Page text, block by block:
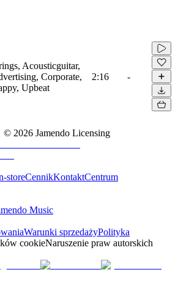
Acousticguitar,
Corporate,
Upbeat
2:16 -
© 2026 Jamendo Licensing
storeCennikKontaktCentrum
Music
Warunki sprzedażyPolityka
cookieNaruszenie praw autorskich